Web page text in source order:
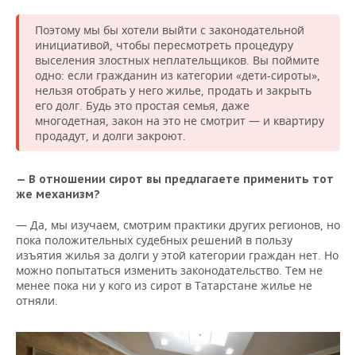
Поэтому мы бы хотели выйти с законодательной
инициативой, чтобы пересмотреть процедуру
выселения злостных неплательщиков. Вы поймите
одно: если гражданин из категории «дети-сироты»,
нельзя отобрать у него жилье, продать и закрыть
его долг. Будь это простая семья, даже
многодетная, закон на это не смотрит — и квартиру
продадут, и долги закроют.
— В отношении сирот вы предлагаете применить тот
же механизм?
— Да, мы изучаем, смотрим практики других регионов, но
пока положительных судебных решений в пользу
изъятия жилья за долги у этой категории граждан нет. Но
можно попытаться изменить законодательство. Тем не
менее пока ни у кого из сирот в Татарстане жилье не
отняли.